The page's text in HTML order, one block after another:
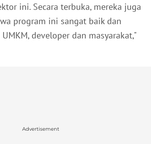
ini. Secara terbuka, mereka juga
program ini sangat baik dan
developer dan masyarakat,"
Advertisement